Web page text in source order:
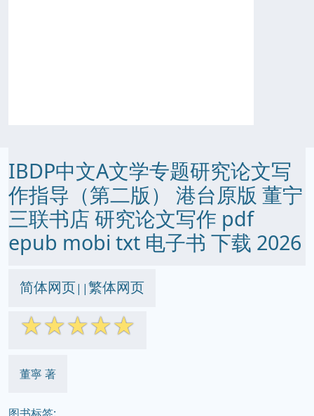
IBDP中文A文学专题研究论文写
作指导（第二版） 港台原版 董宁
三联书店 研究论文写作 pdf
epub mobi txt 电子书 下载 2026
简体网页||繁体网页
☆☆☆☆☆
董寧 著